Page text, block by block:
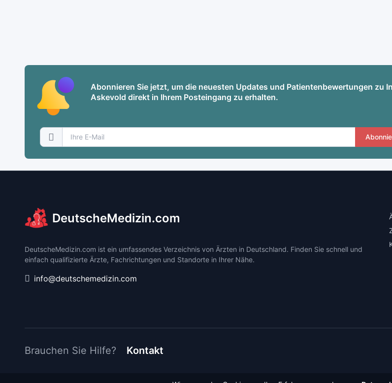
Abonnieren Sie jetzt, um die neuesten Updates und Patientenbewertungen zu
Askevold direkt in Ihrem Posteingang zu erhalten.
DeutscheMedizin.com
DeutscheMedizin.com ist ein umfassendes Verzeichnis von Ärzten in Deutschland. Finden Sie schnell und
einfach qualifizierte Ärzte, Fachrichtungen und Standorte in Ihrer Nähe.
info@deutschemedizin.com
Brauchen Sie Hilfe? Kontakt